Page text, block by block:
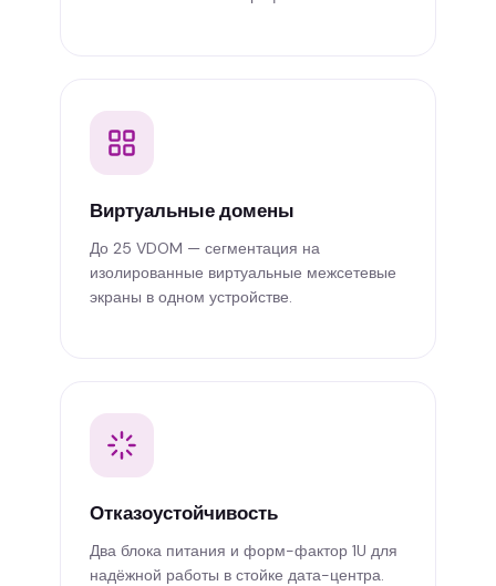
Виртуальные домены
До 25 VDOM — сегментация на
изолированные виртуальные межсетевые
экраны в одном устройстве.
Отказоустойчивость
Два блока питания и форм-фактор 1U для
надёжной работы в стойке дата-центра.